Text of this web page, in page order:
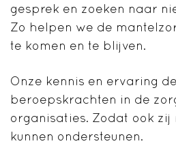
gesprek en zoeken naar
Zo helpen we de
te komen en te blijven.
Onze kennis en ervaring
beroepskrachten in de
organisaties. Zodat ook zij
kunnen ondersteunen.